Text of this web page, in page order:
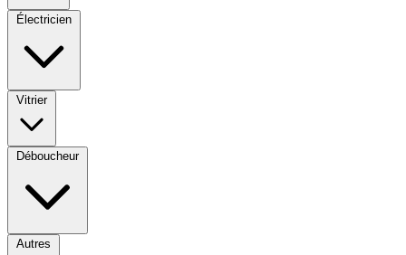
Électricien
Vitrier
Déboucheur
Autres